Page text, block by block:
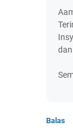
Balas